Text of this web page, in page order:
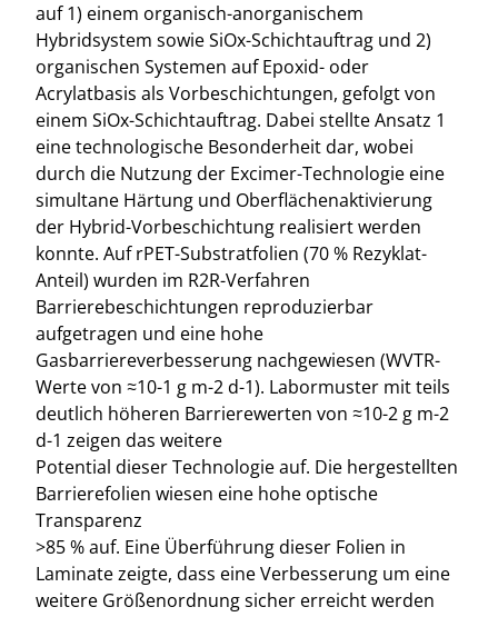
auf 1) einem organisch-anorganischem
Hybridsystem sowie SiOx-Schichtauftrag und 2)
organischen Systemen auf Epoxid- oder
Acrylatbasis als Vorbeschichtungen, gefolgt von
einem SiOx-Schichtauftrag. Dabei stellte Ansatz 1
eine technologische Besonderheit dar, wobei
durch die Nutzung der Excimer-Technologie eine
simultane Härtung und Oberflächenaktivierung
der Hybrid-Vorbeschichtung realisiert werden
konnte. Auf rPET-Substratfolien (70 % Rezyklat-
Anteil) wurden im R2R-Verfahren
Barrierebeschichtungen reproduzierbar
aufgetragen und eine hohe
Gasbarriereverbesserung nachgewiesen (WVTR-
Werte von ≈10-1 g m-2 d-1). Labormuster mit teils
deutlich höheren Barrierewerten von ≈10-2 g m-2
d-1 zeigen das weitere
Potential dieser Technologie auf. Die hergestellten
Barrierefolien wiesen eine hohe optische
Transparenz
>85 % auf. Eine Überführung dieser Folien in
Laminate zeigte, dass eine Verbesserung um eine
weitere Größenordnung sicher erreicht werden